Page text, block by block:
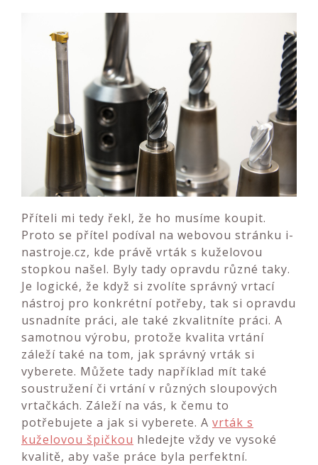
Příteli mi tedy řekl, že ho musíme koupit.
Proto se přítel podíval na webovou stránku i-
nastroje.cz, kde právě vrták s kuželovou
stopkou našel. Byly tady opravdu různé taky.
Je logické, že když si zvolíte správný vrtací
nástroj pro konkrétní potřeby, tak si opravdu
usnadníte práci, ale také zkvalitníte práci. A
samotnou výrobu, protože kvalita vrtání
záleží také na tom, jak správný vrták si
vyberete. Můžete tady například mít také
soustružení či vrtání v různých sloupových
vrtačkách. Záleží na vás, k čemu to
potřebujete a jak si vyberete. A vrták s
kuželovou špičkou hledejte vždy ve vysoké
kvalitě, aby vaše práce byla perfektní.